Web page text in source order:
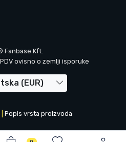
Fanbase Kft.
ovisno o zemlji isporuke
(EUR)
Popis vrsta proizvoda